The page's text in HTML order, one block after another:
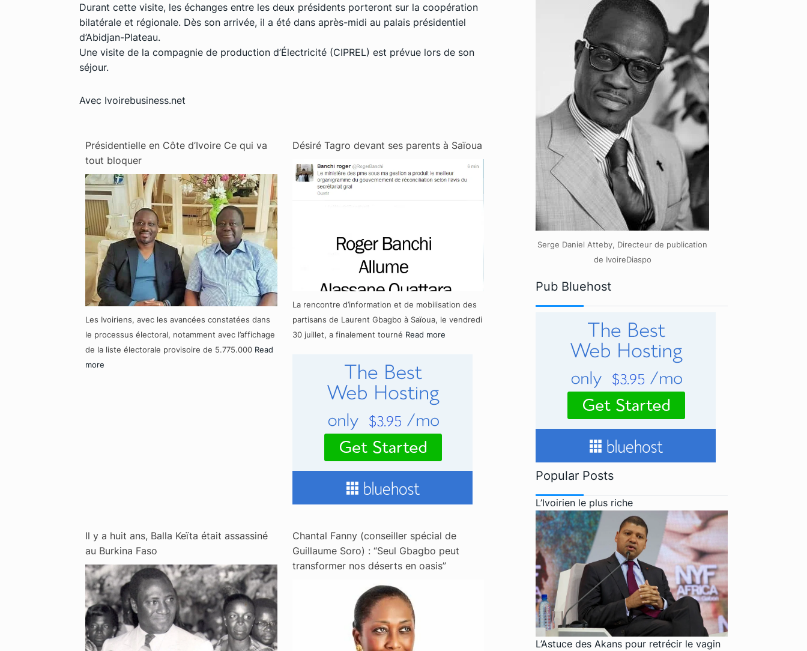
Durant cette visite, les échanges entre les deux présidents porteront sur la coopération
bilatérale et régionale. Dès son arrivée, il a été dans après-midi au palais présidentiel
d’Abidjan-Plateau.
Une visite de la compagnie de production d’Électricité (CIPREL) est prévue lors de son
séjour.
Avec Ivoirebusiness.net
Présidentielle en Côte d’Ivoire Ce qui va
tout bloquer
Les Ivoiriens, avec les avancées constatées dans
le processus électoral, notamment avec l’affichage
de la liste électorale provisoire de 5.775.000 Read
more
Désiré Tagro devant ses parents à Saïoua
La rencontre d’information et de mobilisation des
partisans de Laurent Gbagbo à Saïoua, le vendredi
30 juillet, a finalement tourné Read more
Il y a huit ans, Balla Keïta était assassiné
au Burkina Faso
Chantal Fanny (conseiller spécial de
Guillaume Soro) : “Seul Gbagbo peut
transformer nos déserts en oasis”
Serge Daniel Atteby, Directeur de publication
de IvoireDiaspo
Pub Bluehost
Popular Posts
L’Ivoirien le plus riche
L’Astuce des Akans pour retrécir le vagin